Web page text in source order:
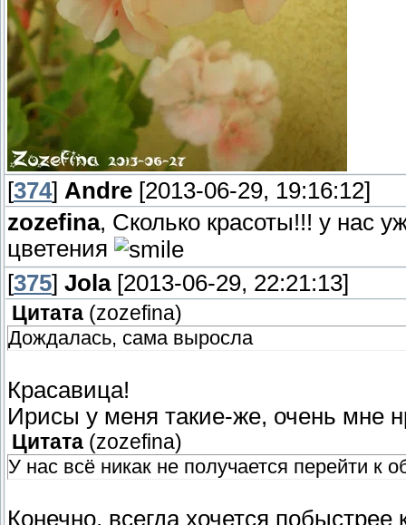
[374] Andre [2013-06-29, 19:16:12]
zozefina, Сколько красоты!!! у нас
цветения
[375] Jola[2013-06-29, 22:21:13]
Цитата (zozefina)
Дождалась, сама выросла
Красавица!
Ирисы у меня такие-же, очень мне
Цитата (zozefina)
У нас всё никак не получается перейти к
Конечно, всегда хочется побыстрее